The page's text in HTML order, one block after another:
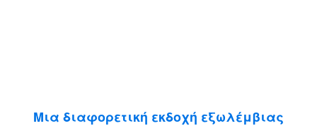
Μια διαφορετική εκδοχή εξωλέμβιας